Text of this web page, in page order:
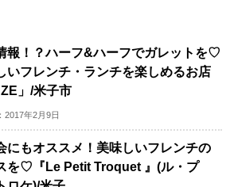
報！？ハーフ&ハーフでガレットを♡
いフレンチ・ランチを楽しめるお店
」/米子市
2017年2月9日
にもオススメ！美味しいフレンチの
を♡『Le Petit Troquet 』(ル・プ